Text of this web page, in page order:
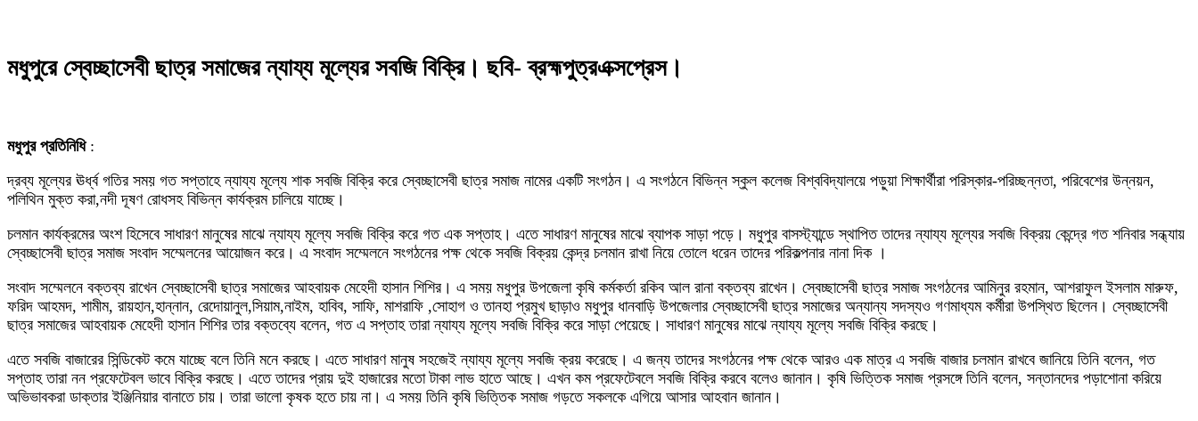
মধুপুরে স্বেচ্ছাসেবী ছাত্র সমাজের ন্যায্য মূল্যের সবজি বিক্রি। ছবি- ব্রহ্মপুত্রএক্সপ্রেস।
মধুপুর প্রতিনিধি :
দ্রব্য মূল্যের ঊর্ধ্ব গতির সময় গত সপ্তাহে ন্যায্য মূল্যে শাক সবজি বিক্রি করে স্বেচ্ছাসেবী ছাত্র সমাজ নামের একটি সংগঠন। এ সংগঠনে বিভিন্ন স্কুল কলেজ বিশ্ববিদ্যালয়ে পড়ুয়া শিক্ষার্থীরা পরিস্কার-পরিচ্ছন্নতা, পরিবেশের উন্নয়ন,
পলিথিন মুক্ত করা,নদী দূষণ রোধসহ বিভিন্ন কার্যক্রম চালিয়ে যাচ্ছে।
চলমান কার্যক্রমের অংশ হিসেবে সাধারণ মানুষের মাঝে ন্যায্য মূল্যে সবজি বিক্রি করে গত এক সপ্তাহ। এতে সাধারণ মানুষের মাঝে ব্যাপক সাড়া পড়ে। মধুপুর বাসস্ট্যান্ডে স্থাপিত তাদের ন্যায্য মূল্যের সবজি বিক্রয় কেন্দ্রে গত শনিবার সন্ধ্যায়
স্বেচ্ছাসেবী ছাত্র সমাজ সংবাদ সম্মেলনের আয়োজন করে। এ সংবাদ সম্মেলনে সংগঠনের পক্ষ থেকে সবজি বিক্রয় কেন্দ্র চলমান রাখা নিয়ে তোলে ধরেন তাদের পরিকল্পনার নানা দিক ।
সংবাদ সম্মেলনে বক্তব্য রাখেন স্বেচ্ছাসেবী ছাত্র সমাজের আহবায়ক মেহেদী হাসান শিশির। এ সময় মধুপুর উপজেলা কৃষি কর্মকর্তা রকিব আল রানা বক্তব্য রাখেন। স্বেচ্ছাসেবী ছাত্র সমাজ সংগঠনের আমিনুর রহমান, আশরাফুল ইসলাম মারুফ,
ফরিদ আহমদ, শামীম, রায়হান,হান্নান, রেদোয়ানুল,সিয়াম,নাইম, হাবিব, সাফি, মাশরাফি ,সোহাগ ও তানহা প্রমুখ ছাড়াও মধুপুর ধানবাড়ি উপজেলার স্বেচ্ছাসেবী ছাত্র সমাজের অন্যান্য সদস্যও গণমাধ্যম কর্মীরা উপস্থিত ছিলেন। স্বেচ্ছাসেবী
ছাত্র সমাজের আহবায়ক মেহেদী হাসান শিশির তার বক্তব্যে বলেন, গত এ সপ্তাহ তারা ন্যায্য মূল্যে সবজি বিক্রি করে সাড়া পেয়েছে। সাধারণ মানুষের মাঝে ন্যায্য মূল্যে সবজি বিক্রি করছে।
এতে সবজি বাজারের সিন্ডিকেট কমে যাচ্ছে বলে তিনি মনে করছে। এতে সাধারণ মানুষ সহজেই ন্যায্য মূল্যে সবজি ক্রয় করেছে। এ জন্য তাদের সংগঠনের পক্ষ থেকে আরও এক মাত্র এ সবজি বাজার চলমান রাখবে জানিয়ে তিনি বলেন, গত
সপ্তাহ তারা নন প্রফেটেবল ভাবে বিক্রি করছে। এতে তাদের প্রায় দুই হাজারের মতো টাকা লাভ হাতে আছে। এখন কম প্রফেটেবলে সবজি বিক্রি করবে বলেও জানান। কৃষি ভিত্তিক সমাজ প্রসঙ্গে তিনি বলেন, সন্তানদের পড়াশোনা করিয়ে
অভিভাবকরা ডাক্তার ইঞ্জিনিয়ার বানাতে চায়। তারা ভালো কৃষক হতে চায় না। এ সময় তিনি কৃষি ভিত্তিক সমাজ গড়তে সকলকে এগিয়ে আসার আহবান জানান।